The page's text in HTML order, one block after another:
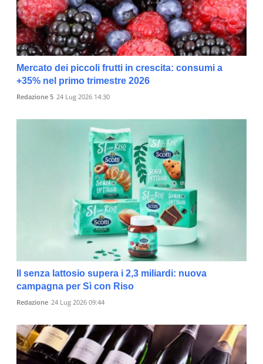
Mercato dei piccoli frutti in crescita: consumi a
+35% nel primo trimestre 2026
Redazione 5 24 Lug 2026 14:30
Il senza lattosio supera i 2,3 miliardi: nuova
campagna per Sì con Riso
Redazione 24 Lug 2026 09:44